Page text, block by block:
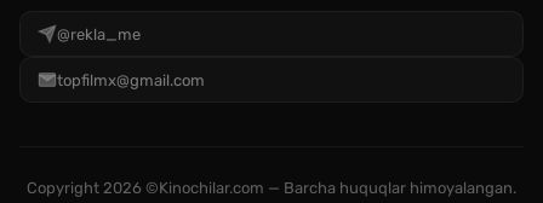
@rekla_me
topfilmx@gmail.com
Copyright 2026 ©Kinochilar.com — Barcha huquqlar himoyalangan.